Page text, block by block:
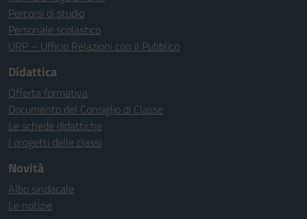
Percorsi di studio
Personale scolastico
URP – Ufficio Relazioni con il Pubblico
Didattica
Offerta formativa
Documento del Consiglio di Classe
Le schede didattiche
I progetti delle classi
Novità
Albo sindacale
Le notizie